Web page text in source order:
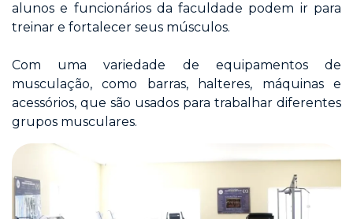
alunos e funcionários da faculdade podem ir para
treinar e fortalecer seus músculos.
Com uma variedade de equipamentos de
musculação, como barras, halteres, máquinas e
acessórios, que são usados para trabalhar diferentes
grupos musculares.